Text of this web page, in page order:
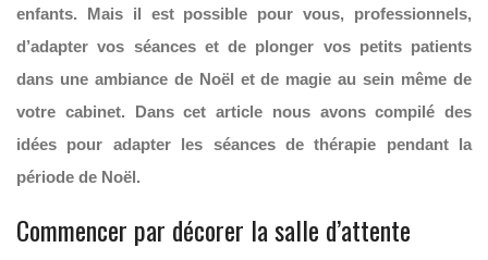
enfants. Mais il est possible pour vous, professionnels,
d’adapter vos séances et de plonger vos petits patients
dans une ambiance de Noël et de magie au sein même de
votre cabinet. Dans cet article nous avons compilé des
idées pour adapter les séances de thérapie pendant la
période de Noël.
Commencer par décorer la salle d’attente